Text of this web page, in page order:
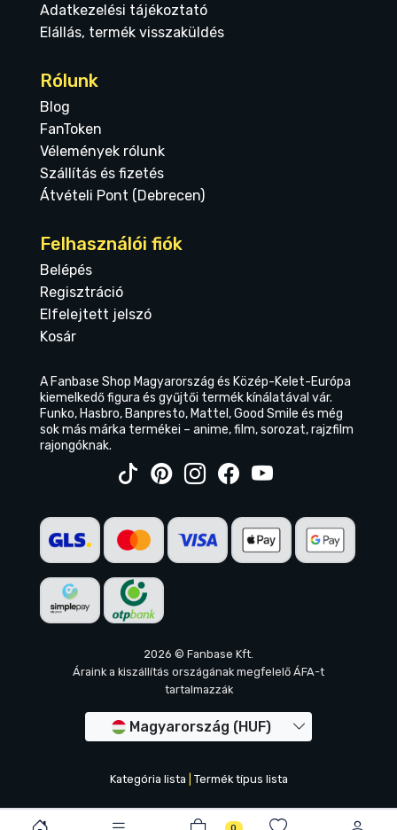
0
Adatkezelési tájékoztató
Elállás, termék visszaküldés
Rólunk
Blog
FanToken
Vélemények rólunk
Szállítás és fizetés
Átvételi Pont (Debrecen)
Felhasználói fiók
Belépés
Regisztráció
Elfelejtett jelszó
Kosár
A Fanbase Shop Magyarország és Közép-Kelet-Európa
kiemelkedő figura és gyűjtői termék kínálatával vár.
Funko, Hasbro, Banpresto, Mattel, Good Smile és még
sok más márka termékei – anime, film, sorozat, rajzfilm
rajongóknak.
2026 © Fanbase Kft.
Áraink a kiszállítás országának megfelelő ÁFA-t
tartalmazzák
Magyarország (HUF)
Kategória lista Termék típus lista